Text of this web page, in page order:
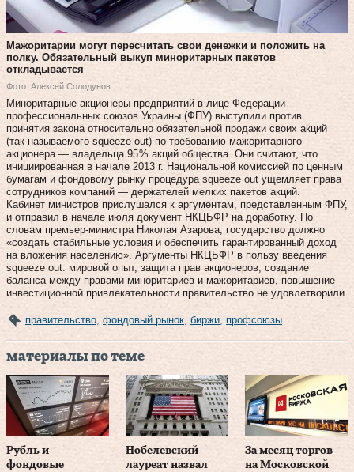
Мажоритарии могут пересчитать свои денежки и положить на
полку. Обязательный выкуп миноритарных пакетов
откладывается
Фото: Алексей Солодунов
Миноритарные акционеры предприятий в лице Федерации
профессиональных союзов Украины (ФПУ) выступили против
принятия закона относительно обязательной продажи своих акций
(так называемого squeeze out) по требованию мажоритарного
акционера — владельца 95 % акций общества. Они считают, что
инициированная в начале 2013 г. Национальной комиссией по ценным
бумагам и фондовому рынку процедура squeeze out ущемляет права
сотрудников компаний — держателей мелких пакетов акций.
Кабинет министров прислушался к аргументам, представленным ФПУ,
и отправил в начале июля документ НКЦБФР на доработку. По
словам премьер-министра Николая Азарова, государство должно
«создать стабильные условия и обеспечить гарантированный доход
на вложения населению». Аргументы НКЦБФР в пользу введения
squeeze out: мировой опыт, защита прав акционеров, создание
баланса между правами миноритариев и мажоритариев, повышение
инвестиционной привлекательности правительство не удовлетворили.
правительство фондовый рынок биржи профсоюзы
материалы по теме
Рубль и
фондовые
Нобелевский
лауреат назвал
За месяц торгов
на Московской